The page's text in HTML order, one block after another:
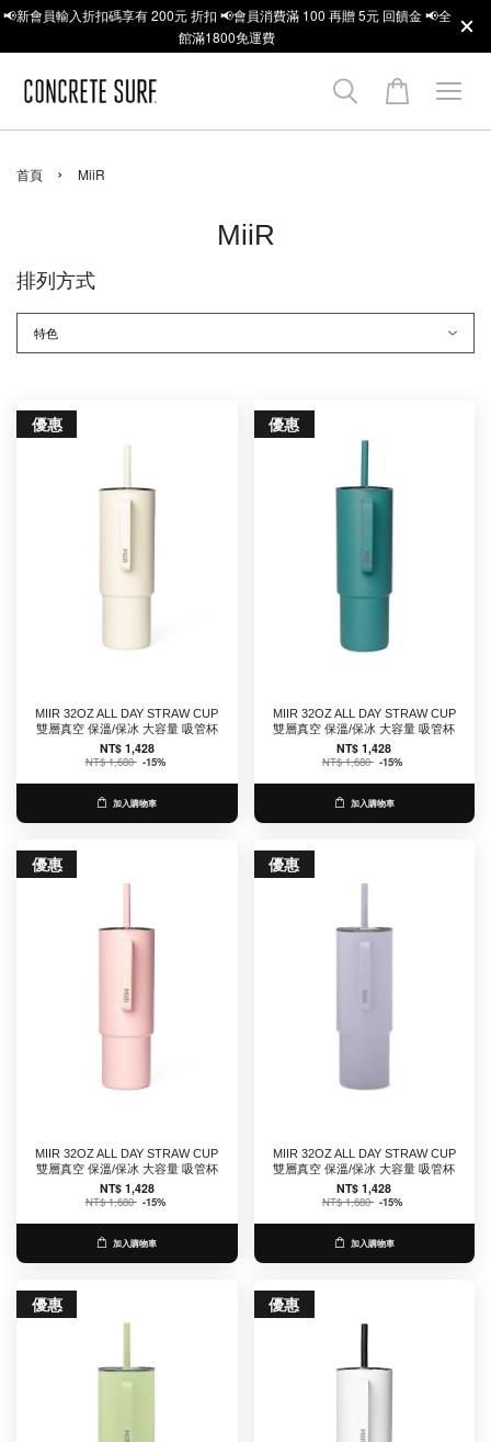
📢新會員輸入折扣碼享有 200元 折扣 📢會員消費滿 100 再贈 5元 回饋金 📢全
館滿1800免運費
首頁 › MiiR
MiiR
排列方式
優惠
MIIR 32OZ ALL DAY STRAW CUP
雙層真空 保溫/保冰 大容量 吸管杯
NT$ 1,428
NT$ 1,680 -15%
加入購物車
優惠
MIIR 32OZ ALL DAY STRAW CUP
雙層真空 保溫/保冰 大容量 吸管杯
NT$ 1,428
NT$ 1,680 -15%
加入購物車
優惠
MIIR 32OZ ALL DAY STRAW CUP
雙層真空 保溫/保冰 大容量 吸管杯
NT$ 1,428
NT$ 1,680 -15%
加入購物車
優惠
MIIR 32OZ ALL DAY STRAW CUP
雙層真空 保溫/保冰 大容量 吸管杯
NT$ 1,428
NT$ 1,680 -15%
加入購物車
優惠 優惠